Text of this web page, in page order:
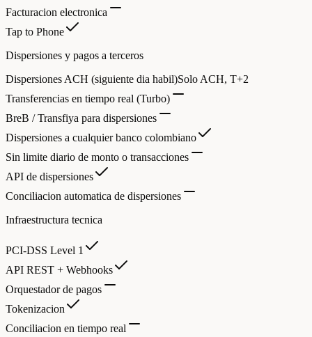
Facturacion electronica
Tap to Phone
Dispersiones y pagos a terceros
Dispersiones ACH (siguiente dia habil)Solo ACH, T+2
Transferencias en tiempo real (Turbo)
BreB / Transfiya para dispersiones
Dispersiones a cualquier banco colombiano
Sin limite diario de monto o transacciones
API de dispersiones
Conciliacion automatica de dispersiones
Infraestructura tecnica
PCI-DSS Level 1
API REST + Webhooks
Orquestador de pagos
Tokenizacion
Conciliacion en tiempo real